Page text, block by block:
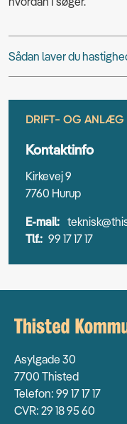
Sådan laver du
DRIFT- OG ANLÆG
Kontaktinfo
Kirkevej 9
7760 Hurup
E-mail:
Tlf.: 99 17 17 17
Asylgade 30
7700 Thisted
Telefon: 99 17 17 17
CVR: 29 18 95 60